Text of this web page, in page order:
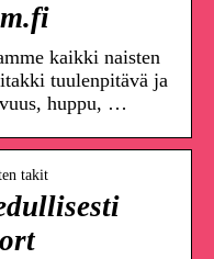
kaikki naisten
tuulenpitävä ja
huppu, …
takit